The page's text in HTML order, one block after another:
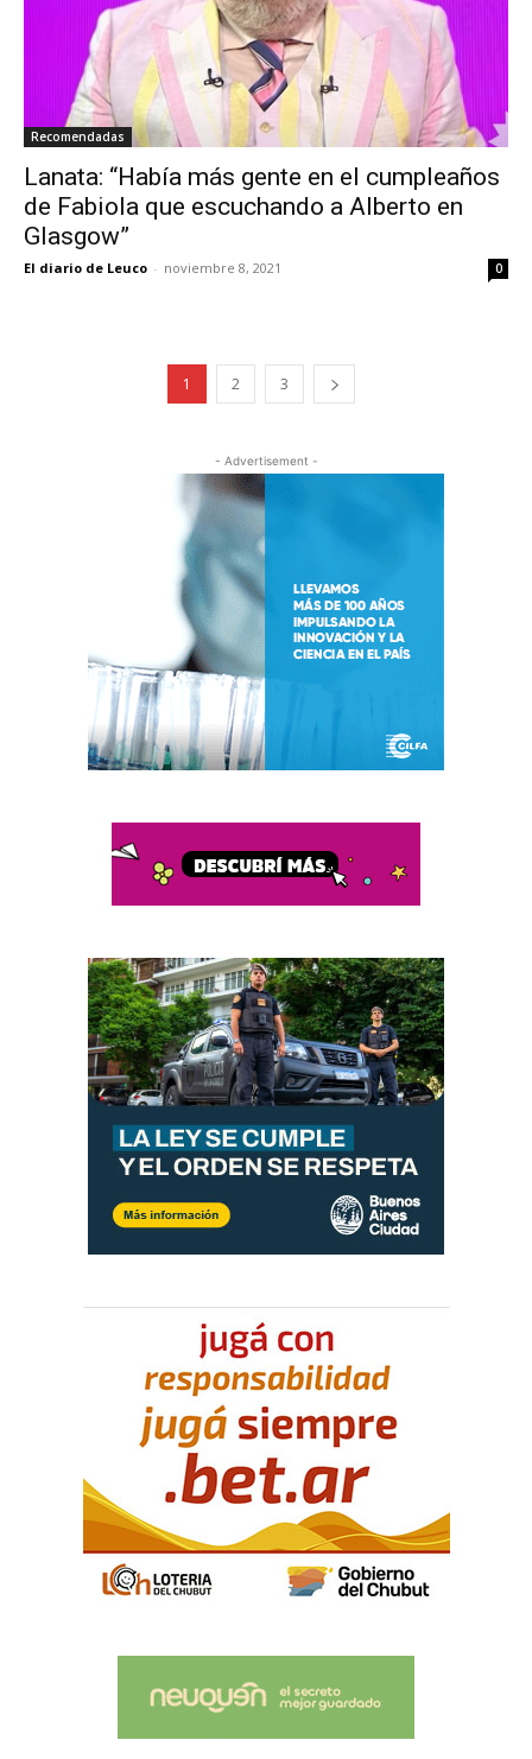
Recomendadas
Lanata: “Había más gente en el cumpleaños
de Fabiola que escuchando a Alberto en
Glasgow”
El diario de Leuco - noviembre 8, 2021 0
1 2 3
- Advertisement -